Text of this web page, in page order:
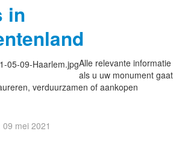
in
Alle relevante informatie
als u uw monument gaat
verduurzamen of aankopen
mei 2021